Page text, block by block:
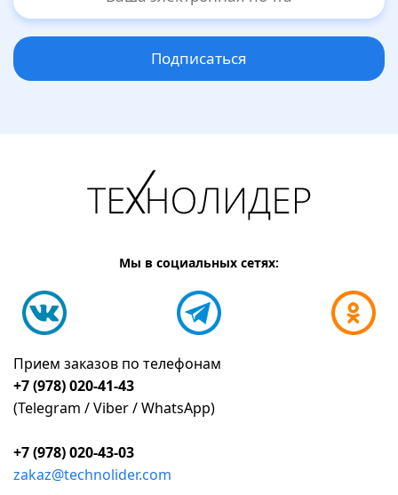
Подписаться
Мы в социальных сетях:
Прием заказов по телефонам
+7 (978) 020-41-43
(Telegram / Viber / WhatsApp)
+7 (978) 020-43-03
zakaz@technolider.com